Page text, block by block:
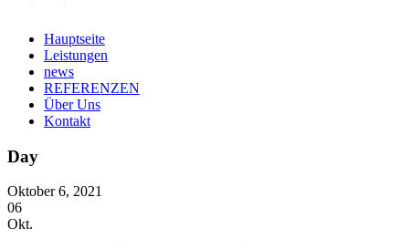
Hauptseite
Leistungen
news
REFERENZEN
Über Uns
Kontakt
Day
Oktober 6, 2021
06
Okt.